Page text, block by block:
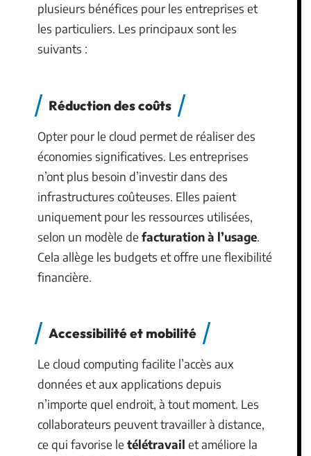
plusieurs bénéfices pour les entreprises et
les particuliers. Les principaux sont les
suivants :
Réduction des coûts
Opter pour le cloud permet de réaliser des
économies significatives. Les entreprises
n’ont plus besoin d’investir dans des
infrastructures coûteuses. Elles paient
uniquement pour les ressources utilisées,
selon un modèle de facturation à l’usage.
Cela allège les budgets et offre une flexibilité
financière.
Accessibilité et mobilité
Le cloud computing facilite l’accès aux
données et aux applications depuis
n’importe quel endroit, à tout moment. Les
collaborateurs peuvent travailler à distance,
ce qui favorise le télétravail et améliore la